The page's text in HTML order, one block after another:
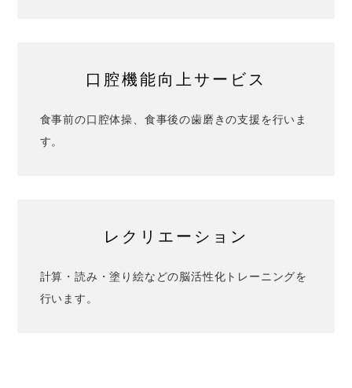
口腔機能向上サービス
食事前の口腔体操、食事後の歯磨きの支援を行いま
す。
レクリエーション
計算・読み・塗り絵などの脳活性化トレーニングを
行います。